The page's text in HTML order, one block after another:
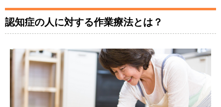
認知症の人に対する作業療法とは？